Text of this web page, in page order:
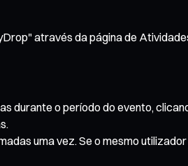
através da página de
durante o período do evento,
uma vez. Se o mesmo